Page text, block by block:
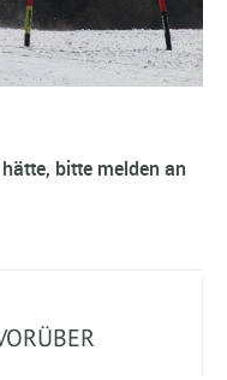
bitte melden an